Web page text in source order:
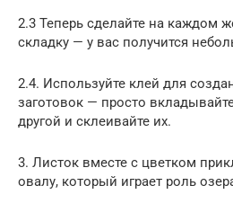
2.3 Теперь сделайте на каждом
складку — у вас получится
2.4. Используйте клей для
заготовок — просто
другой и склеивайте их.
3. Листок вместе с цветком
овалу, который играет роль